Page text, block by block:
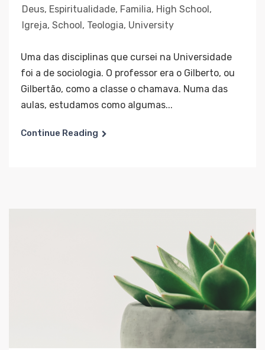
Deus, Espiritualidade, Familia, High School ,
Igreja, School , Teologia, University
Uma das disciplinas que cursei na Universidade
foi a de sociologia. O professor era o Gilberto, ou
Gilbertão, como a classe o chamava. Numa das
aulas, estudamos como algumas...
Continue Reading